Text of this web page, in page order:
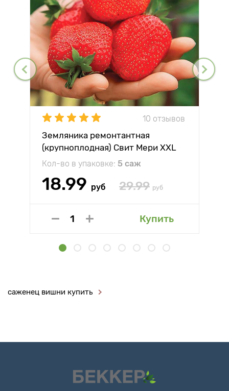
10 отзывов
Земляника ремонтантная
(крупноплодная) Свит Мери XXL
Кол-во в упаковке: 5 саж
18.99 руб 29.99 руб
Купить
саженец вишни купить